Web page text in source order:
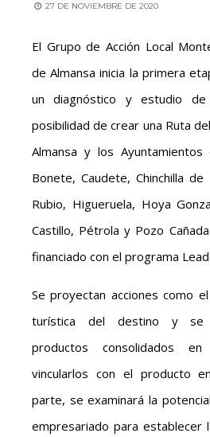
27 DE NOVIEMBRE DE 2020
El Grupo de Acción Local
de Almansa inicia la primera
un diagnóstico y estudio
posibilidad de crear una Ruta
Almansa y los Ayuntamientos
Bonete, Caudete, Chinchilla
Rubio, Higueruela, Hoya
Castillo, Pétrola y Pozo
financiado con el programa
Se proyectan acciones como
turística del destino y se
productos consolidados
vincularlos con el producto
parte, se examinará la
empresariado para establecer